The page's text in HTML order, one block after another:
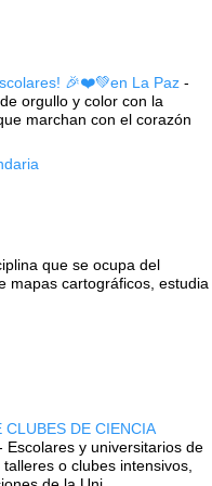
🎉❤️💚en La Paz -
orgullo y color con la
marchan con el corazón
que se ocupa del
mapas cartográficos, estudia
DE CIENCIA
Escolares y universitarios de
o clubes intensivos,